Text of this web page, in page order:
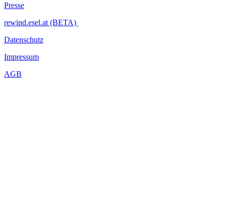
Presse
rewind.esel.at (BETA)
Datenschutz
Impressum
AGB